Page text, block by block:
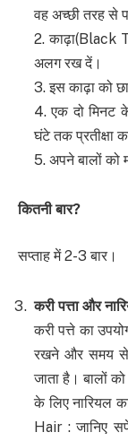
वह अच्छी तरह से
2. काढ़ा(Black
अलग रख दें।
3. इस काढ़ा को
4. एक दो मिनट
घंटे तक प्रतीक्षा
5. अपने बालों को
कितनी बार?
सप्ताह में 2-3 बार।
करी पत्ता और
करी पत्ते का
रखने और समय से
जाता है। बालों
के लिए नारियल
Hair : जानिए